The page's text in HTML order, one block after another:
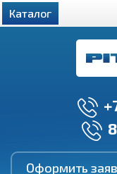
Оформить
Каталог